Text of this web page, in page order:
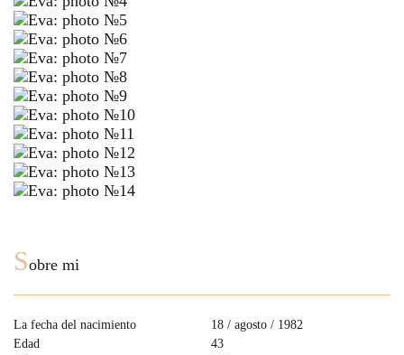
Sobre mi
La fecha del nacimiento
18 / agosto / 1982
Edad
43